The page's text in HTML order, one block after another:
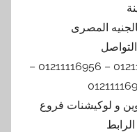
موبايل 01211116954 – 01211116955 – 01211116956 –
و لوكيشنات فروع